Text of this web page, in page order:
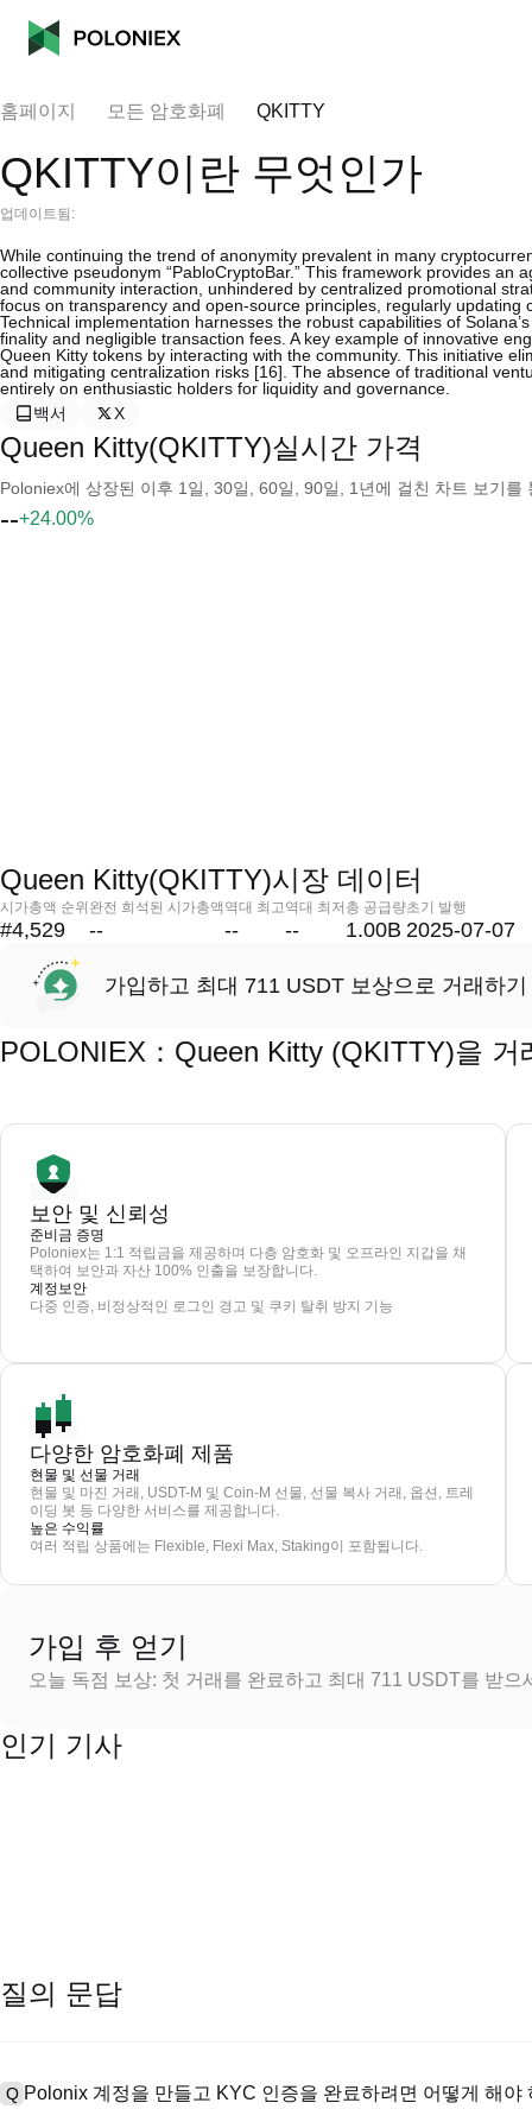
홈페이지 모든 암호화폐 QKITTY
QKITTY이란 무엇인가
업데이트됨:
While continuing the trend of anonymity prevalent in many
collective pseudonym “PabloCryptoBar.” This framework provides
and community interaction, unhindered by centralized promotional
focus on transparency and open-source principles, regularly
Technical implementation harnesses the robust capabilities of
finality and negligible transaction fees. A key example of innovative
Queen Kitty tokens by interacting with the community. This initiative
and mitigating centralization risks [16]. The absence of traditional
entirely on enthusiastic holders for liquidity and governance.
백서
X
Queen Kitty(QKITTY)실시간 가격
Poloniex에 상장된 이후 1일, 30일, 60일, 90일, 1년에 걸친 차트 보기
--+24.00%
Queen Kitty(QKITTY)시장 데이터
시가총액 순위
#4,529
완전 희석된 시가총액
--
역대 최고
--
역대 최저
--
총 공급량
1.00B
초기 발행
2025-07-07
가입하고 최대 711 USDT 보상으로 거래하기
POLONIEX：Queen Kitty (QKITTY)을
보안 및 신뢰성
준비금 증명
Poloniex는 1:1 적립금을 제공하며 다층 암호화 및 오프라인 지갑을 채
택하여 보안과 자산 100% 인출을 보장합니다.
계정보안
다중 인증, 비정상적인 로그인 경고 및 쿠키 탈취 방지 기능
다양한 암호화폐 제품
현물 및 선물 거래
현물 및 마진 거래, USDT-M 및 Coin-M 선물, 선물 복사 거래, 옵션, 트레
이딩 봇 등 다양한 서비스를 제공합니다.
높은 수익률
여러 적립 상품에는 Flexible, Flexi Max, Staking이 포함됩니다.
가입 후 얻기
오늘 독점 보상: 첫 거래를 완료하고 최대 711 USDT를 받으
인기 기사
질의 문답
Q Polonix 계정을 만들고 KYC 인증을 완료하려면 어떻게 해야